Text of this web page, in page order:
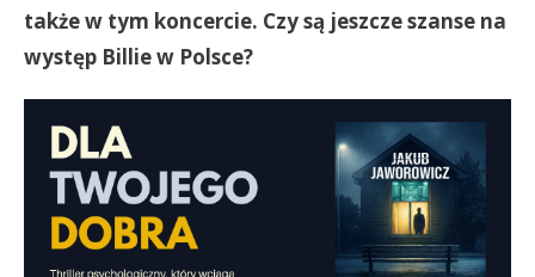
także w tym koncercie. Czy są jeszcze szanse na
występ Billie w Polsce?